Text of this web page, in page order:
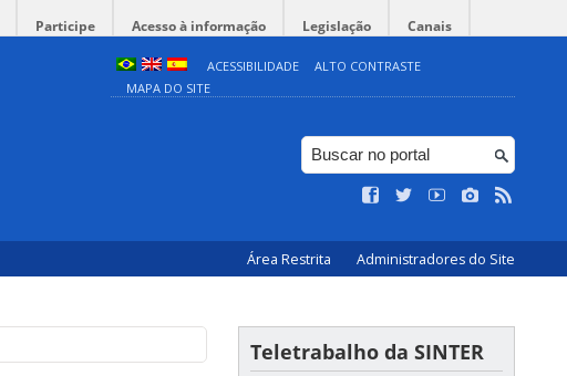
Participe Acesso à informação Legislação Canais
ACESSIBILIDADE
ALTO CONTRASTE
MAPA DO SITE
Área Restrita Administradores do Site
Teletrabalho da SINTER